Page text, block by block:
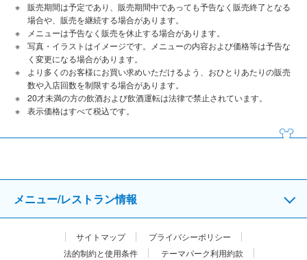
販売期間は予定であり、販売期間中であっても予告なく販売終了となる
場合や、販売を継続する場合があります。
メニューは予告なく販売を休止する場合があります。
写真・イラストはイメージです。メニューの内容および価格等は予告な
く変更になる場合があります。
より多くのお客様にお買い求めいただけるよう、おひとりあたりの販売
数や入店回数を制限する場合があります。
20才未満の方の飲酒および飲酒運転は法律で禁止されています。
表⽰価格はすべて税込です。
メニュー/レストラン情報
サイトマップ
プライバシーポリシー
法的制約と使用条件
テーマパーク利用約款